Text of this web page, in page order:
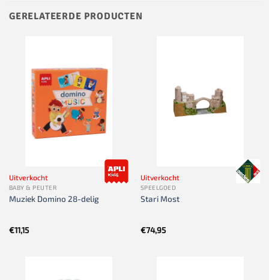
GERELATEERDE PRODUCTEN
Uitverkocht
BABY & PEUTER
Muziek Domino 28-delig
€11,15
Uitverkocht
SPEELGOED
Stari Most
€74,95